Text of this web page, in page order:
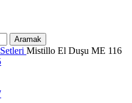
Aramak
Mistillo El Duşu ME 116